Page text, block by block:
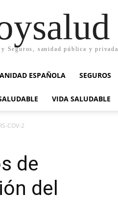
Seguros, sanidad pública y privada
ESPAÑOLA SEGUROS
VIDA SALUDABLE
COV-2
de
del